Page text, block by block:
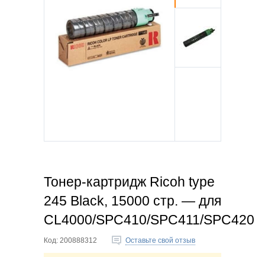
Тонер-картридж Ricoh type
245 Black, 15000 стр. — для
CL4000/SPC410/SPC411/SPC420
Код: 200888312 Оставьте свой отзыв